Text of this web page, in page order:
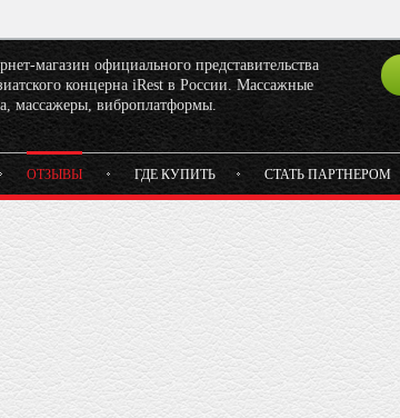
магазин официального представительства
концерна iRest в России. Массажные
массажеры, виброплатформы.
ОТЗЫВЫ ГДЕ КУПИТЬ СТАТЬ ПАРТНЕРОМ